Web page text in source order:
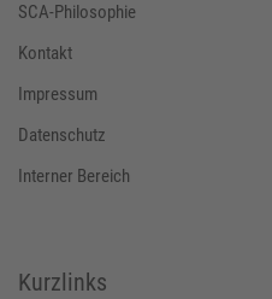
SCA-Philosophie
Kontakt
Impressum
Datenschutz
Interner Bereich
Kurzlinks